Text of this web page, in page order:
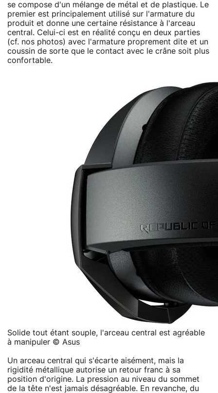
se compose d'un mélange de métal et de plastique. Le
premier est principalement utilisé sur l'armature du
produit et donne une certaine résistance à l'arceau
central. Celui-ci est en réalité conçu en deux parties
(cf. nos photos) avec l'armature proprement dite et un
coussin de sorte que le contact avec le crâne soit plus
confortable.
Solide tout étant souple, l'arceau central est agréable
à manipuler © Asus
Un arceau central qui s'écarte aisément, mais la
rigidité métallique autorise un retour franc à sa
position d'origine. La pression au niveau du sommet
de la tête n'est jamais désagréable. En revanche, du